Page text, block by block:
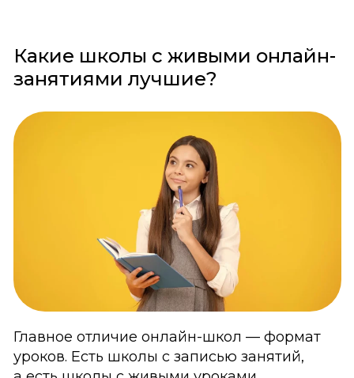
Какие школы с живыми онлайн-
занятиями лучшие?
Главное отличие онлайн-школ — формат
уроков. Есть школы с записью занятий,